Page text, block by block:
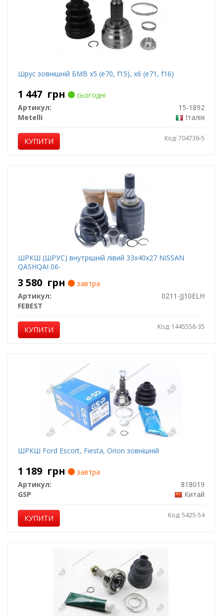
Шрус зовнішній БМВ х5 (е70, f15), x6 (e71, f16)
1 447 грн
сьогодні
Артикул:
15-1892
Metelli
Італія
КУПИТИ Код: 704736-5
ШРКШ (ШРУС) внутрішній лівий 33x40x27 NISSAN
QASHQAI 06-
3 580 грн
завтра
Артикул:
0211-JJ10ELH
FEBEST
КУПИТИ Код: 1445558-35
ШРКШ Ford Escort, Fiesta, Orion зовнішній
1 189 грн
завтра
Артикул:
818019
GSP
Китай
КУПИТИ Код: 5425-54